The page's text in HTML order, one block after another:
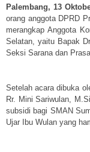
Palembang, 13
orang anggota DPRD
merangkap Anggota
Selatan, yaitu Bapak
Seksi Sarana dan
Setelah acara dibuka
Rr. Mini Sariwulan,
subsidi bagi SMAN
Ujar Ibu Wulan yang